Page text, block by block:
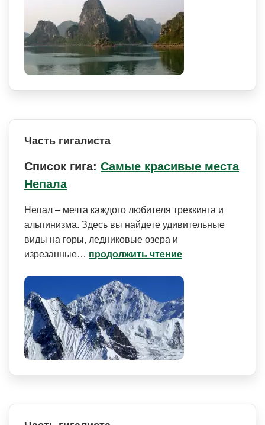
Часть гигалиста
Список гига: Самые красивые места
Непала
Непал – мечта каждого любителя треккинга и
альпинизма. Здесь вы найдете удивительные
виды на горы, ледниковые озера и
изрезанные… продолжить чтение